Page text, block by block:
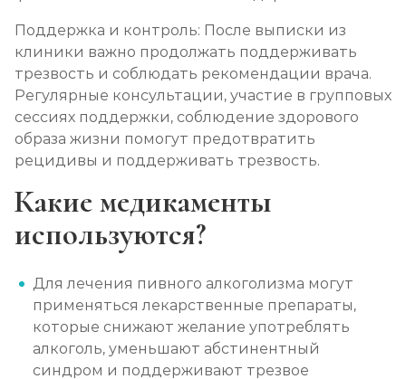
Поддержка и контроль: После выписки из
клиники важно продолжать поддерживать
трезвость и соблюдать рекомендации врача.
Регулярные консультации, участие в групповых
сессиях поддержки, соблюдение здорового
образа жизни помогут предотвратить
рецидивы и поддерживать трезвость.
Какие медикаменты
используются?
Для лечения пивного алкоголизма могут
применяться лекарственные препараты,
которые снижают желание употреблять
алкоголь, уменьшают абстинентный
синдром и поддерживают трезвое